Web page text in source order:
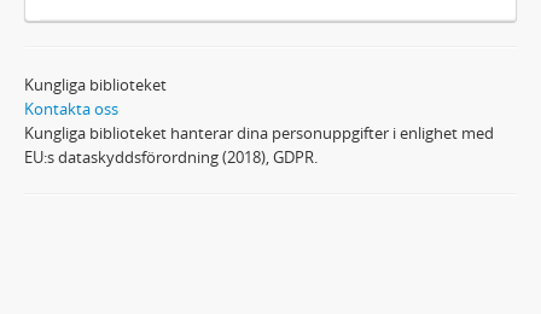
Kungliga biblioteket
Kontakta oss
Kungliga biblioteket hanterar dina personuppgifter i enlighet med
EU:s dataskyddsförordning (2018), GDPR.